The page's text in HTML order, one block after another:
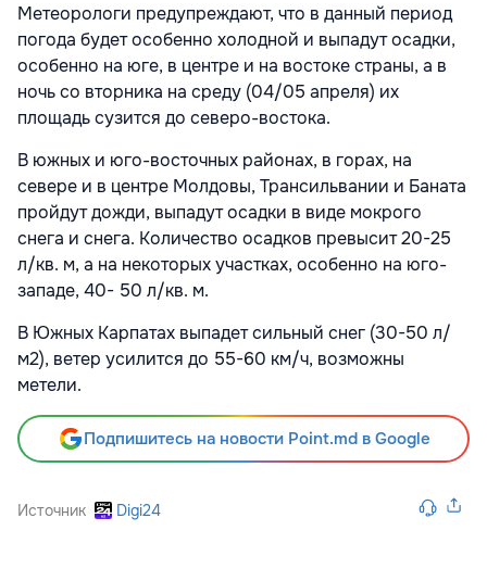
Метеорологи предупреждают, что в данный период
погода будет особенно холодной и выпадут осадки,
особенно на юге, в центре и на востоке страны, а в
ночь со вторника на среду (04/05 апреля) их
площадь сузится до северо-востока.
В южных и юго-восточных районах, в горах, на
севере и в центре Молдовы, Трансильвании и Баната
пройдут дожди, выпадут осадки в виде мокрого
снега и снега. Количество осадков превысит 20-25
л/кв. м, а на некоторых участках, особенно на юго-
западе, 40- 50 л/кв. м.
В Южных Карпатах выпадет сильный снег (30-50 л/
м2), ветер усилится до 55-60 км/ч, возможны
метели.
Подпишитесь на новости Point.md в Google
Источник Digi24